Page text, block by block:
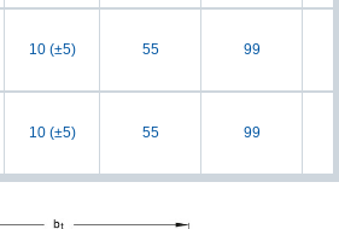
10 (±5) 55 99
10 (±5) 55 99